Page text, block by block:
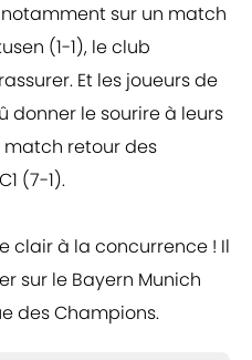
sur un match
(1-1), le club
Et les joueurs de
donner le sourire à leurs
match retour des
(7-1).
clair à la concurrence ! Il
sur le Bayern Munich
des Champions.